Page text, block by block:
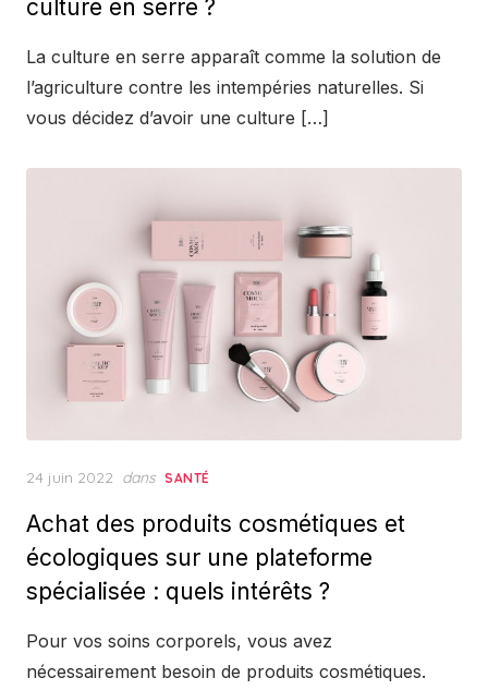
culture en serre ?
La culture en serre apparaît comme la solution de
l’agriculture contre les intempéries naturelles. Si
vous décidez d’avoir une culture […]
Posted
24 juin 2022 dans SANTÉ
Achat des produits cosmétiques et
écologiques sur une plateforme
spécialisée : quels intérêts ?
Pour vos soins corporels, vous avez
nécessairement besoin de produits cosmétiques.